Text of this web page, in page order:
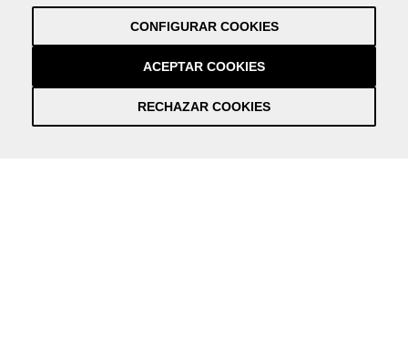
Política de cookies
CONFIGURAR COOKIES
RECHAZAR COOKIES
ACEPTAR COOKIES